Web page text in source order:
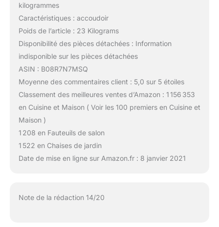
kilogrammes
Caractéristiques : accoudoir
Poids de l’article : 23 Kilograms
Disponibilité des pièces détachées : Information
indisponible sur les pièces détachées
ASIN : B08R7N7MSQ
Moyenne des commentaires client : 5,0 sur 5 étoiles
Classement des meilleures ventes d’Amazon : 1 156 353
en Cuisine et Maison ( Voir les 100 premiers en Cuisine et
Maison )
1 208 en Fauteuils de salon
1 522 en Chaises de jardin
Date de mise en ligne sur Amazon.fr : 8 janvier 2021
Note de la rédaction 14/20